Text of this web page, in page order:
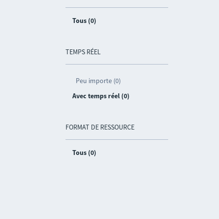
Tous (0)
TEMPS RÉEL
Peu importe (0)
Avec temps réel (0)
FORMAT DE RESSOURCE
Tous (0)